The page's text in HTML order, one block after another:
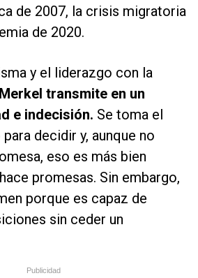
de 2007, la crisis migratoria
de 2020.
y el liderazgo con la
Merkel transmite en un
e indecisión. Se toma el
decidir y, aunque no
eso es más bien
promesas. Sin embargo,
porque es capaz de
sin ceder un
Publicidad